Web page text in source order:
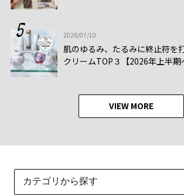
2026/07/10
肌のゆるみ、たるみに終止符を
クリームTOP３【2026年上半期
VIEW MORE